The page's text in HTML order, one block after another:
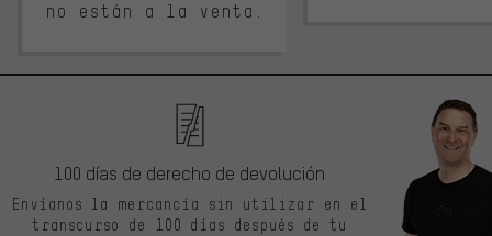
no están a la venta.
100 días de derecho de devolución
Envíanos la mercancía sin utilizar en el
transcurso de 100 días después de tu